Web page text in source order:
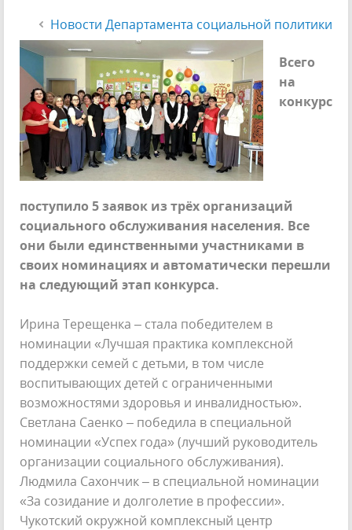
Новости Департамента социальной политики
Всего
на
конкурс
поступило 5 заявок из трёх организаций
социального обслуживания населения. Все
они были единственными участниками в
своих номинациях и автоматически перешли
на следующий этап конкурса.
Ирина Терещенка – стала победителем в
номинации «Лучшая практика комплексной
поддержки семей с детьми, в том числе
воспитывающих детей с ограниченными
возможностями здоровья и инвалидностью».
Светлана Саенко – победила в специальной
номинации «Успех года» (лучший руководитель
организации социального обслуживания).
Людмила Сахончик – в специальной номинации
«За созидание и долголетие в профессии».
Чукотский окружной комплексный центр